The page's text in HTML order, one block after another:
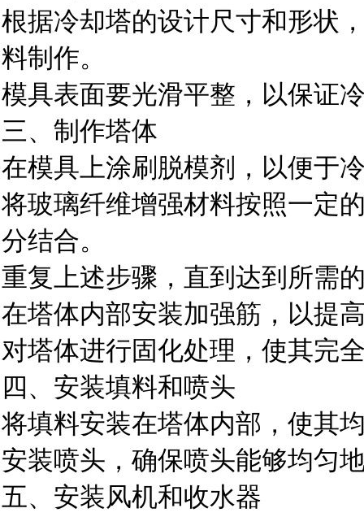
根据冷却塔的设计尺寸和形状
料制作。
模具表面要光滑平整，以保证
三、制作塔体
在模具上涂刷脱模剂，以便于
将玻璃纤维增强材料按照一定
分结合。
重复上述步骤，直到达到所需
在塔体内部安装加强筋，以提
对塔体进行固化处理，使其完
四、安装填料和喷头
将填料安装在塔体内部，使其
安装喷头，确保喷头能够均匀
五、安装风机和收水器